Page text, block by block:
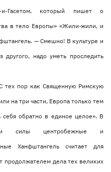
и-Гасетом, который пишет о
в тело Европы» «Жили-жили, и
— Смешно! В культуре и
надо уметь проследить
тех пор как Священную Римскую
на три части, Европа только тем
себя обратно в единое целое». В
силы центробежные и
Ханфштангель считает для
продолжателем дела тех великих